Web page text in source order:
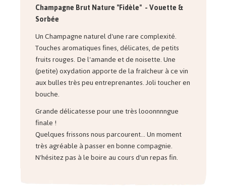
Champagne Brut Nature "Fidèle" - Vouette &
Sorbée
Un Champagne naturel d'une rare complexité.
Touches aromatiques fines, délicates, de petits
fruits rouges. De l'amande et de noisette. Une
(petite) oxydationapporte de la fraîcheur à ce vin
aux bulles très peu entreprenantes. Joli toucher en
bouche.
Grande délicatesse pour une très looonnnngue
finale !
Quelques frissons nous parcourent... Un moment
très agréable à passer en bonne compagnie.
N'hésitez pas à le boire au cours d'un repas fin.